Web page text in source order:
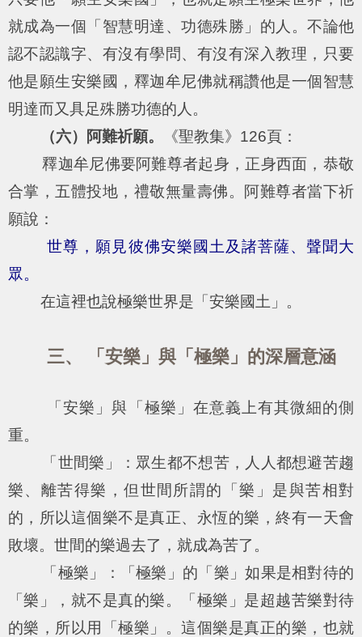
就成為一個「智慧明達、功德殊勝」的人。不論他
認不認識字、有沒有學問、有沒有深入教理，只要
他是願生安樂國，釋迦牟尼佛就稱讚他是一個智慧
明達而又具足殊勝功德的人。
（六）阿難祈願。
《聖教集》126頁：
釋迦牟尼佛要阿難尊者起身，正身西面，恭敬
合掌，五體投地，禮敬無量壽佛。阿難尊者當下祈
願說：
世尊，願見彼佛安樂國土及諸菩薩、聲聞大
眾。
在這裡也說極樂世界是「安樂國土」。
三、 「安樂」與「極樂」的深層意涵
「安樂」與「極樂」在意義上有其微細的側
重。
「世間樂」：眾生都不想苦，人人都想避苦趨
樂、離苦得樂，但世間所謂的「樂」是與苦相對
的，所以這個樂不是真正、永恆的樂，終有一天會
敗壞。世間的樂過去了，就成為苦了。
「極樂」：「極樂」的「樂」如果是相對待的
「樂」，就不是真的樂。「極樂」是超越苦樂對待
的樂，所以用「極樂」。這個樂是真正的樂，也就